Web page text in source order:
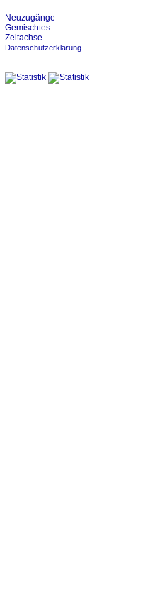
Neuzugänge
Gemischtes
Zeitachse
Datenschutzerklärung